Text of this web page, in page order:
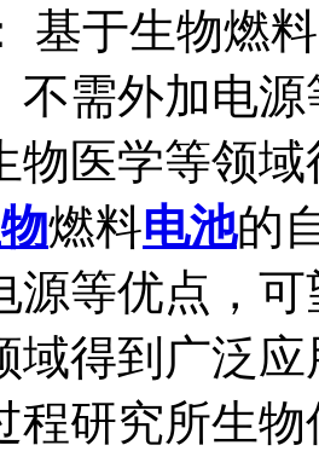
基于生物燃
不需外加电
物医学等领
燃料电池的
源等优点，可
域得到广泛
程研究所生